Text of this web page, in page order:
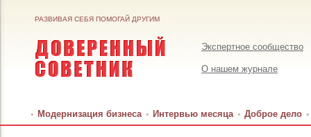
РАЗВИВАЯ СЕБЯ ПОМОГАЙ ДРУГИМ
Экспертное сообщество
О нашем журнале
Модернизация бизнеса Интервью месяца Доброе дело